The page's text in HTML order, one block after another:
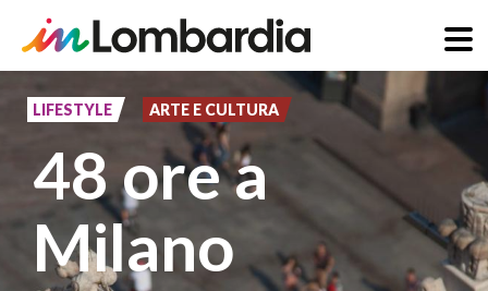
principale
LIFESTYLE ARTE E CULTURA
48 ore a
Milano